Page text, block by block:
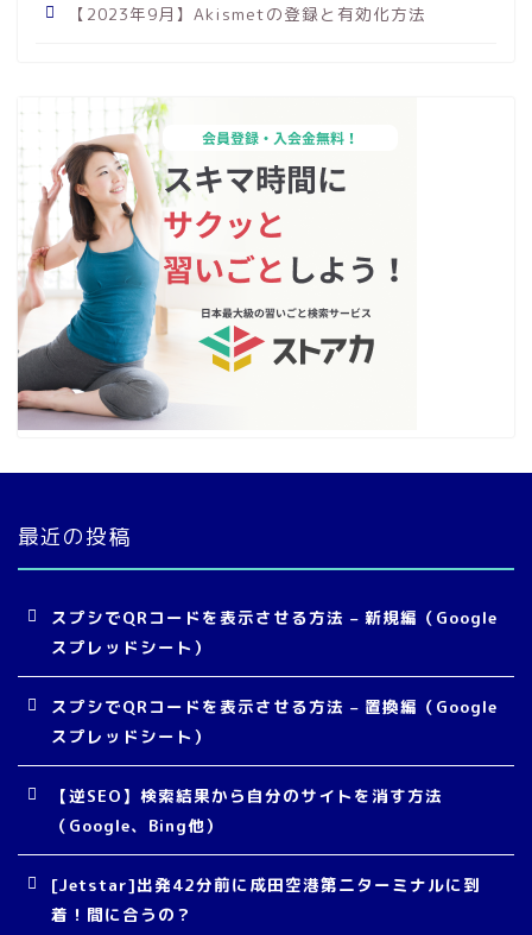
【2023年9月】Akismetの登録と有効化方法
最近の投稿
スプシでQRコードを表示させる方法 – 新規編（Google
スプレッドシート）
スプシでQRコードを表示させる方法 – 置換編（Google
スプレッドシート）
【逆SEO】検索結果から自分のサイトを消す方法
（Google、Bing他）
[Jetstar]出発42分前に成田空港第二ターミナルに到
着！間に合うの？